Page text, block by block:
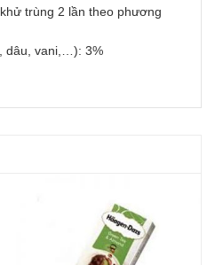
trùng 2 lần theo phương
dâu, vani,…): 3%